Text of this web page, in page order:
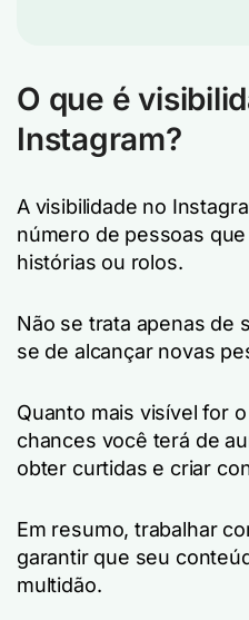
O que é
Instagram?
A visibilidade no
número de pessoas
histórias ou rolos.
Não se trata apenas de
se de alcançar novas
Quanto mais visível for
chances você terá de
obter curtidas e criar
Em resumo, trabalhar
garantir que seu
multidão.